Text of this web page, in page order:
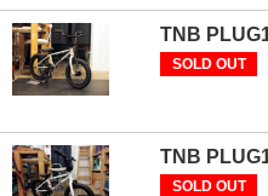
TNB
SOLD OUT
TNB
SOLD OUT